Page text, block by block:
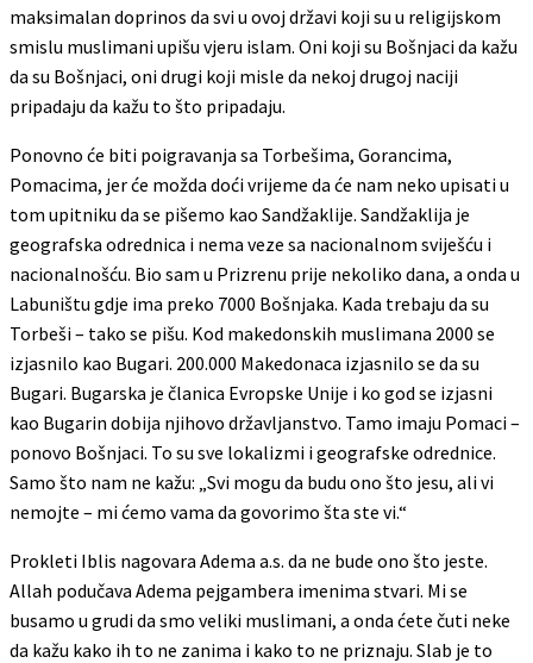
maksimalan doprinos da svi u ovoj državi koji su u religijskom
smislu muslimani upišu vjeru islam. Oni koji su Bošnjaci da kažu
da su Bošnjaci, oni drugi koji misle da nekoj drugoj naciji
pripadaju da kažu to što pripadaju.
Ponovno će biti poigravanja sa Torbešima, Gorancima,
Pomacima, jer će možda doći vrijeme da će nam neko upisati u
tom upitniku da se pišemo kao Sandžaklije. Sandžaklija je
geografska odrednica i nema veze sa nacionalnom sviješću i
nacionalnošću. Bio sam u Prizrenu prije nekoliko dana, a onda u
Labuništu gdje ima preko 7000 Bošnjaka. Kada trebaju da su
Torbeši – tako se pišu. Kod makedonskih muslimana 2000 se
izjasnilo kao Bugari. 200.000 Makedonaca izjasnilo se da su
Bugari. Bugarska je članica Evropske Unije i ko god se izjasni
kao Bugarin dobija njihovo državljanstvo. Tamo imaju Pomaci –
ponovo Bošnjaci. To su sve lokalizmi i geografske odrednice.
Samo što nam ne kažu: „Svi mogu da budu ono što jesu, ali vi
nemojte – mi ćemo vama da govorimo šta ste vi.“
Prokleti Iblis nagovara Adema a.s. da ne bude ono što jeste.
Allah podučava Adema pejgambera imenima stvari. Mi se
busamo u grudi da smo veliki muslimani, a onda ćete čuti neke
da kažu kako ih to ne zanima i kako to ne priznaju. Slab je to